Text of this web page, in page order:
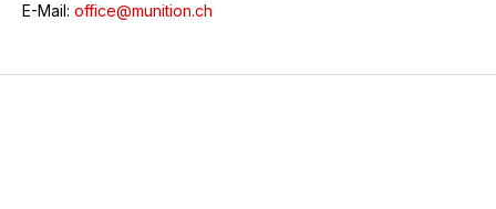
E-Mail: office@munition.ch